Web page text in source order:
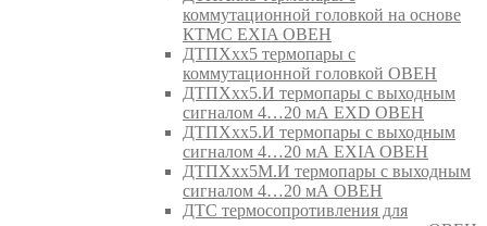
коммутационной головкой на основе
КТМС EXIA ОВЕН
ДТПХхх5 термопары с
коммутационной головкой ОВЕН
ДТПХхх5.И термопары с выходным
сигналом 4…20 мА EXD ОВЕН
ДТПХхх5.И термопары с выходным
сигналом 4…20 мА EXIA ОВЕН
ДТПХхх5М.И термопары с выходным
сигналом 4…20 мА ОВЕН
ДТС термосопротивления для